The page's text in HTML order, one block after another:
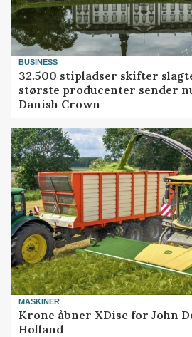
BUSINESS
32.500 stipladser skifter
største producenter sender
Danish Crown
MASKINER
Krone åbner XDisc for John
Holland